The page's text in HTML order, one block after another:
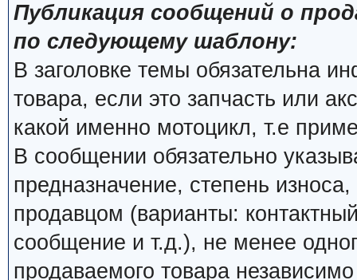
Публикация сообщений о
по следующему шаблону:
В заголовке темы обязательна
товара, если это запчасть или
какой именно мотоцикл, т.е
В сообщении обязательно
предназначение, степень
продавцом (варианты:
сообщение и т.д.), не менее
продаваемого товара